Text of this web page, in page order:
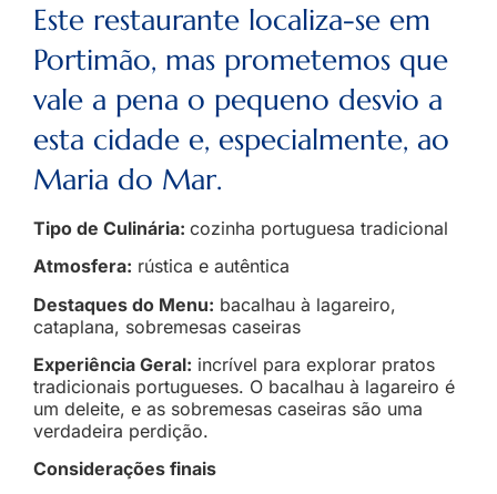
Este restaurante localiza-se em
Portimão, mas prometemos que
vale a pena o pequeno desvio a
esta cidade e, especialmente, ao
Maria do Mar.
Tipo de Culinária: cozinha portuguesa tradicional
Atmosfera: rústica e autêntica
Destaques do Menu: bacalhau à lagareiro,
cataplana, sobremesas caseiras
Experiência Geral: incrível para explorar pratos
tradicionais portugueses. O bacalhau à lagareiro é
um deleite, e as sobremesas caseiras são uma
verdadeira perdição.
Considerações finais